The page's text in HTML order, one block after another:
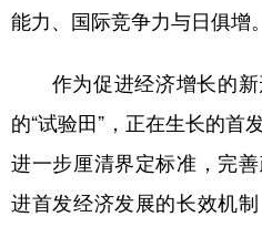
能力、国际竞争力与日俱增。
作为促进经济增长的新
的“试验田”，正在生长的首
进一步厘清界定标准，完
进首发经济发展的长效机